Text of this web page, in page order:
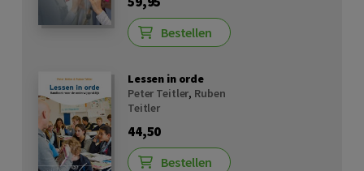
Bestellen
Lessen in orde
Peter Teitler, Ruben
Teitler
44,50
Bestellen